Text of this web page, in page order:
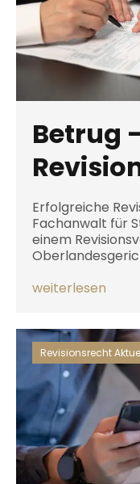
Betrug
Erfolgreiche
Fachanwalt für
einem
weiterlesen
Revisionsrecht